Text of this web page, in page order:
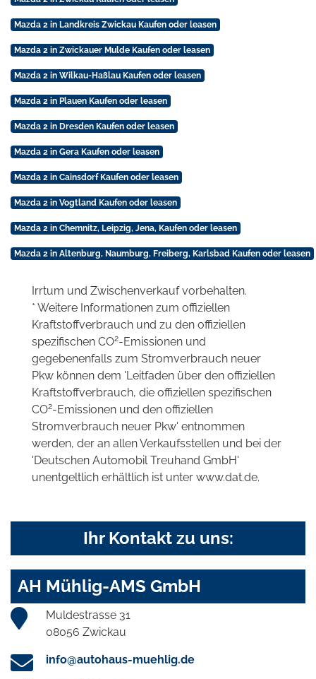
Mazda 2 in Landkreis Zwickau Kaufen oder leasen
Mazda 2 in Zwickauer Mulde Kaufen oder leasen
Mazda 2 in Wilkau-Haßlau Kaufen oder leasen
Mazda 2 in Plauen Kaufen oder leasen
Mazda 2 in Dresden Kaufen oder leasen
Mazda 2 in Gera Kaufen oder leasen
Mazda 2 in Cainsdorf Kaufen oder leasen
Mazda 2 in Vogtland Kaufen oder leasen
Mazda 2 in Chemnitz, Leipzig, Jena, Kaufen oder leasen
Mazda 2 in Altenburg, Naumburg, Freiberg, Karlsbad Kaufen oder leasen
Irrtum und Zwischenverkauf vorbehalten.
* Weitere Informationen zum offiziellen
Kraftstoffverbrauch und zu den offiziellen
spezifischen CO2-Emissionen und
gegebenenfalls zum Stromverbrauch neuer
Pkw können dem 'Leitfaden über den offiziellen
Kraftstoffverbrauch, die offiziellen spezifischen
CO2-Emissionen und den offiziellen
Stromverbrauch neuer Pkw' entnommen
werden, der an allen Verkaufsstellen und bei der
'Deutschen Automobil Treuhand GmbH'
unentgeltlich erhältlich ist unter www.dat.de.
Ihr Kontakt zu uns:
AH Mühlig-AMS GmbH
Muldestrasse 31
08056 Zwickau
info@autohaus-muehlig.de